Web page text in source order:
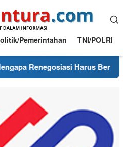
Pemerintahan TNI/POLRI
Harus Berpijak pada